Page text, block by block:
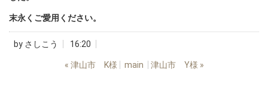
末永くご愛用ください。
by さしこう 16:20
« 津山市 K様 main 津山市 Y様 »